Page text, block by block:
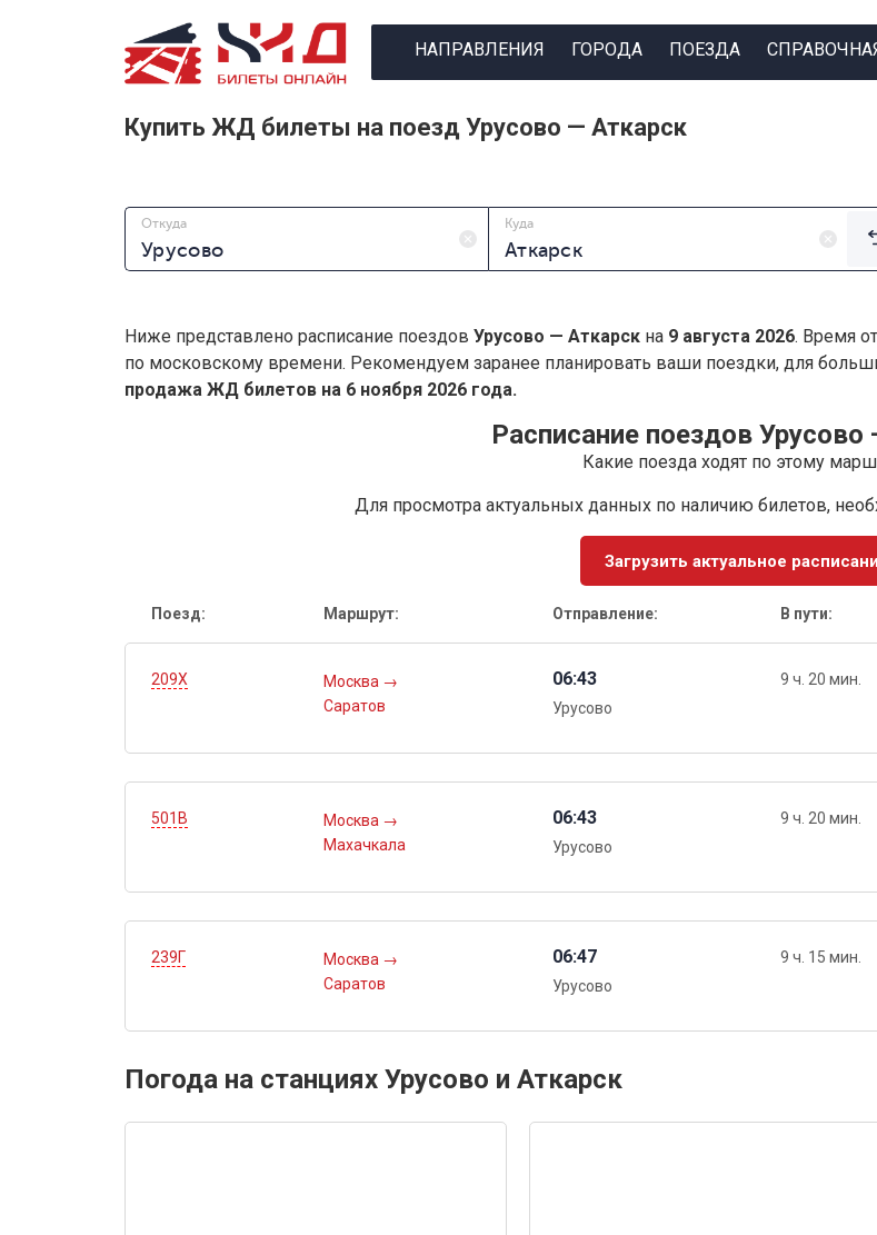
НАПРАВЛЕНИЯ ГОРОДА ПОЕЗДА
Купить ЖД билеты на поезд Урусово — Аткарск
Откуда Куда
Ниже представлено расписание поездов Урусово — Аткарск на 9 августа 2026. Время
по московскому времени. Рекомендуем заранее планировать ваши поездки, для
продажа ЖД билетов на 6 ноября 2026 года.
Расписание поездов Урусово
Какие поезда ходят по этому
Для просмотра актуальных данных по наличию билетов,
Загрузить актуальное
Поезд: Маршрут: Отправление: В пути:
209Х Москва →
Саратов
06:43
Урусово
9 ч. 20 мин.
501В Москва →
Махачкала
06:43
Урусово
9 ч. 20 мин.
239Г Москва →
Саратов
06:47
Урусово
9 ч. 15 мин.
Погода на станциях Урусово и Аткарск